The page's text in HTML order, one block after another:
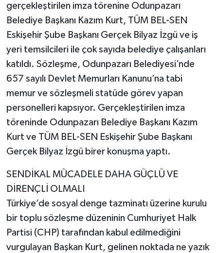
gerçekleştirilen imza törenine Odunpazarı
Belediye Başkanı Kazım Kurt, TÜM BEL-SEN
Eskişehir Şube Başkanı Gerçek Bilyaz İzgü ve iş
yeri temsilcileri ile çok sayıda belediye çalışanları
katıldı. Sözleşme, Odunpazarı Belediyesi’nde
657 sayılı Devlet Memurları Kanunu’na tabi
memur ve sözleşmeli statüde görev yapan
personelleri kapsıyor. Gerçekleştirilen imza
töreninde Odunpazarı Belediye Başkanı Kazım
Kurt ve TÜM BEL-SEN Eskişehir Şube Başkanı
Gerçek Bilyaz İzgü birer konuşma yaptı.
SENDİKAL MÜCADELE DAHA GÜÇLÜ VE
DİRENÇLİ OLMALI
Türkiye’de sosyal denge tazminatı üzerine kurulu
bir toplu sözleşme düzeninin Cumhuriyet Halk
Partisi (CHP) tarafından kabul edilmediğini
vurgulayan Başkan Kurt, gelinen noktada ne yazık